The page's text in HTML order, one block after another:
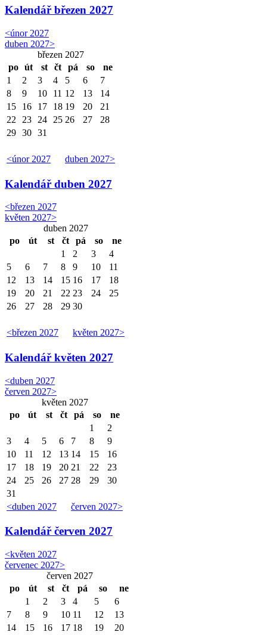
Kalendář březen 2027
<únor 2027
duben 2027>
březen 2027
po
út st čt pá so ne
<únor 2027 duben 2027>
1 2 3 4 5 6
7
8
9 10 11 12 13
14
15
16 17 18 19 20
21
22
23 24 25 26 27
28
29 30 31
Kalendář duben 2027
<březen 2027
květen 2027>
duben 2027
po
út st čt pá so ne
<březen 2027 květen 2027>
1 2 3
4
5
6 7 8 9 10
11
12
13 14 15 16 17
18
19
20 21 22 23 24
25
26
27 28 29 30
Kalendář květen 2027
<duben 2027
červen 2027>
květen 2027
po
út st čt pá so ne
<duben 2027 červen 2027>
1
2
3
4 5 6 7 8
9
10
11 12 13 14 15
16
17
18 19 20 21 22
23
24
25 26 27 28 29
30
31
Kalendář červen 2027
<květen 2027
červenec 2027>
červen 2027
po
út st čt pá so ne
1 2 3 4 5
6
7
8 9 10 11 12
13
14
15 16 17 18 19
20